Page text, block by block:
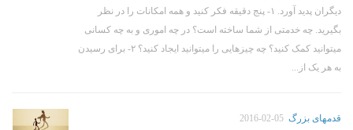
دیگران پدید آورد. ۱- پنج دقیقه فکر کنید و همه امکانات را در نظر
بگیرید. چه خدمتی از شما ساخته است؟ در چه اموری و به چه کسانی
میتوانید کمک کنید؟ چه چیزهایی را میتوانید ایجاد کنید؟ ۲- برای رسیدن
به هر یک از...
قدمهای بزرگ 2016-02-05